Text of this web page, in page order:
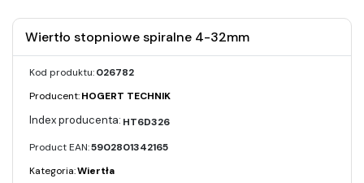
Wiertło stopniowe spiralne 4-32mm
Kod produktu:026782
Producent:HOGERT TECHNIK
HT6D326
Product EAN:5902801342165
Kategoria:Wiertła